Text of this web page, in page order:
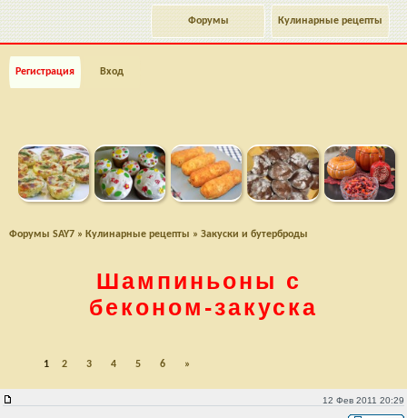
Кулинарные рецепты
Форумы
Регистрация Вход
Форумы SAY7 » Кулинарные рецепты » Закуски и бутерброды
Шампиньоны с
беконом-закуска
1 2 3 4 5 6 »
12 Фев 2011 20:29